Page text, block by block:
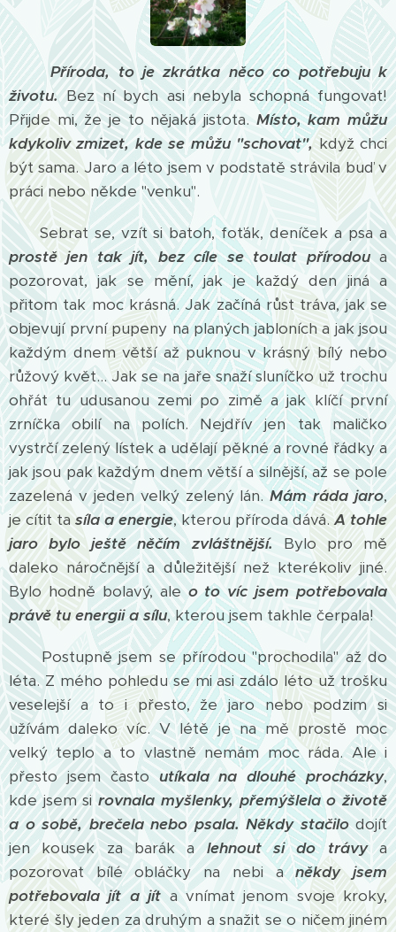
Příroda, to je zkrátka něco co potřebuju k
životu.Bez ní bych asi nebyla schopná fungovat!
Přijde mi, že je to nějaká jistota. Místo, kam můžu
kdykoliv zmizet, kde se můžu "schovat",když chci
být sama. Jaro a léto jsem v podstatě strávila buď v
práci nebo někde "venku".
Sebrat se, vzít si batoh, foťák, deníček a psa a
prostě jen tak jít, bez cíle se toulat přírodoua
pozorovat, jak se mění, jak je každý den jiná a
přitom tak moc krásná. Jak začíná růst tráva, jak se
objevují první pupeny na planých jabloních a jak jsou
každým dnem větší až puknou v krásný bílý nebo
růžový květ... Jak se na jaře snaží sluníčko už trochu
ohřát tu udusanou zemi po zimě a jak klíčí první
zrníčka obilí na polích. Nejdřív jen tak maličko
vystrčí zelený lístek a udělají pěkné a rovné řádky a
jak jsou pak každým dnem větší a silnější, až se pole
zazelená v jeden velký zelený lán.Mám ráda jaro,
je cítit tasíla a energie, kterou příroda dává.A tohle
jaro bylo ještě něčím zvláštnější. Bylo pro mě
daleko náročnější a důležitější než kterékoliv jiné.
Bylo hodně bolavý, aleo to víc jsem potřebovala
právě tu energii a sílu, kterou jsem takhle čerpala!
Postupně jsem se přírodou "prochodila" až do
léta. Z mého pohledu se mi asi zdálo léto už trošku
veselejší a to i přesto, že jaro nebo podzim si
užívám daleko víc. V létě je na mě prostě moc
velký teplo a to vlastně nemám moc ráda. Ale i
přesto jsem častoutíkala na dlouhé procházky,
kde jsem sirovnala myšlenky, přemýšlela o životě
a o sobě, brečela nebo psala. Někdy stačilodojít
jen kousek za barák alehnout si do trávya
pozorovat bílé obláčky na nebi aněkdy jsem
potřebovala jít a jíta vnímat jenom svoje kroky,
které šly jeden za druhým a snažit se o ničem jiném